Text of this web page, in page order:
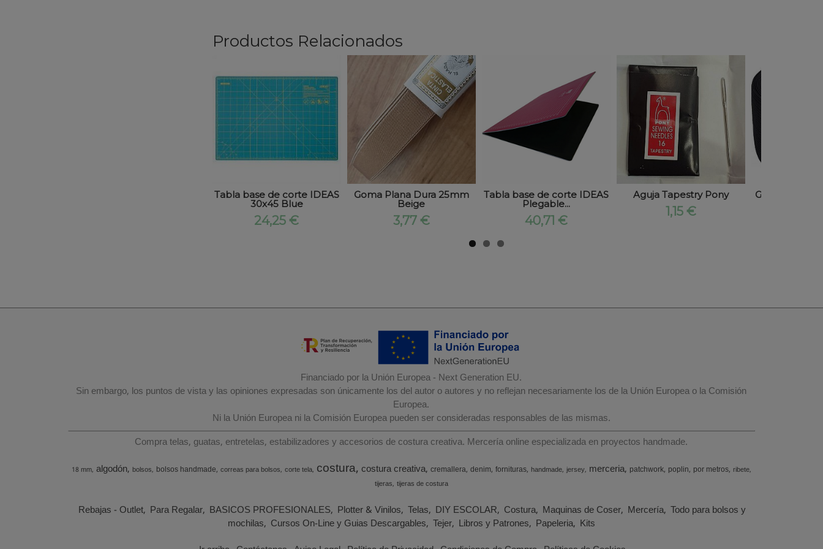
Productos Relacionados
Tabla base de corte IDEAS
30x45 Blue
24,25 €
Goma Plana Dura 25mm
Beige
3,77 €
Tabla base de corte IDEAS
Plegable...
40,71 €
Aguja Tapestry Pony
1,15 €
Goma Plana
Financiado por la Unión Europea - Next Generation EU.
Sin embargo, los puntos de vista y las opiniones expresadas son únicamente los del autor o autores y no reflejan necesariamente los de la Unión Europea o la Comisión
Europea.
Ni la Unión Europea ni la Comisión Europea pueden ser consideradas responsables de las mismas.
Compra telas, guatas, entretelas, estabilizadores y accesorios de costura creativa. Mercería online especializada en proyectos handmade.
18 mm algodón bolsos bolsos handmade correas para bolsos corte tela costura costura creativa cremallera denim fornituras handmade jersey merceria patchwork poplin por metros ribete
tijeras tijeras de costura
Rebajas - Outlet Para Regalar BASICOS PROFESIONALES Plotter & Vinilos Telas DIY ESCOLAR Costura Maquinas de Coser Mercería Todo para bolsos y
mochilas Cursos On-Line y Guias Descargables Tejer Libros y Patrones Papeleria Kits